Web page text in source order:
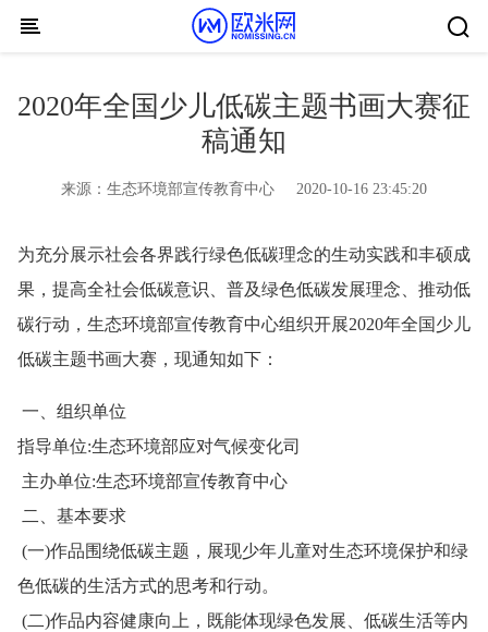
Skip to content
2020年全国少儿低碳主题书画大赛征
稿通知
来源： 生态环境部宣传教育中心 2020-10-16 23:45:20
为充分展示社会各界践行绿色低碳理念的生动实践和丰硕成
果，提高全社会低碳意识、普及绿色低碳发展理念、推动低
碳行动，生态环境部宣传教育中心组织开展2020年全国少儿
低碳主题书画大赛，现通知如下：
一、组织单位
指导单位:生态环境部应对气候变化司
主办单位:生态环境部宣传教育中心
二、基本要求
(一)作品围绕低碳主题，展现少年儿童对生态环境保护和绿
色低碳的生活方式的思考和行动。
(二)作品内容健康向上，既能体现绿色发展、低碳生活等内